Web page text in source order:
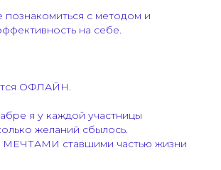
познакомиться с методом и
на себе.
ОФЛАЙН.
я у каждой участницы
желаний сбылось.
МЕЧТАМИ ставшими частью жизни